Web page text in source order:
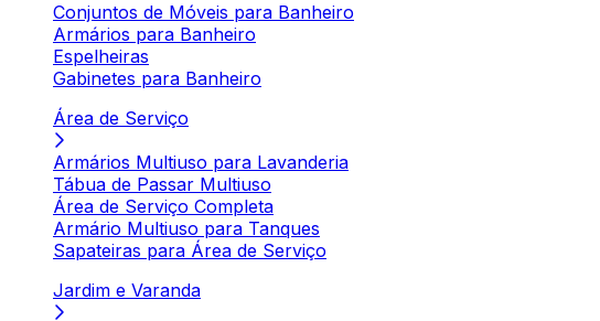
Conjuntos de Móveis para Banheiro
Armários para Banheiro
Espelheiras
Gabinetes para Banheiro
Área de Serviço
Armários Multiuso para Lavanderia
Tábua de Passar Multiuso
Área de Serviço Completa
Armário Multiuso para Tanques
Sapateiras para Área de Serviço
Jardim e Varanda